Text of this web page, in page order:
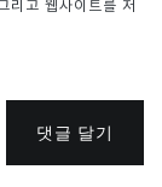
리고 웹사이트를 저
댓글 달기